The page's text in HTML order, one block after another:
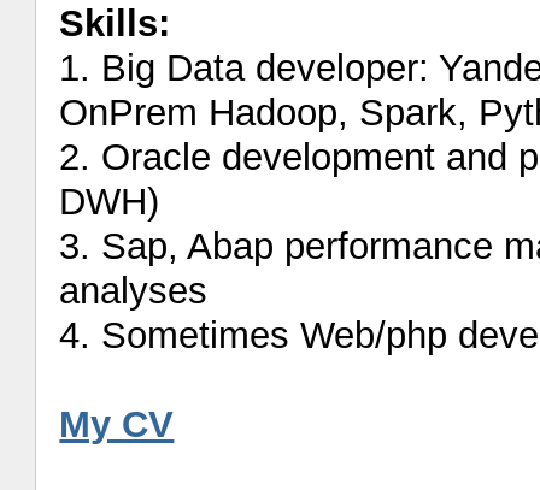
Skills:
1. Big Data developer:
OnPrem Hadoop, Spark,
2. Oracle development and
DWH)
3. Sap, Abap performance
analyses
4. Sometimes Web/php
My CV